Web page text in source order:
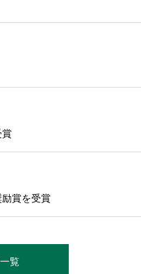
賞
賞を受賞
覧